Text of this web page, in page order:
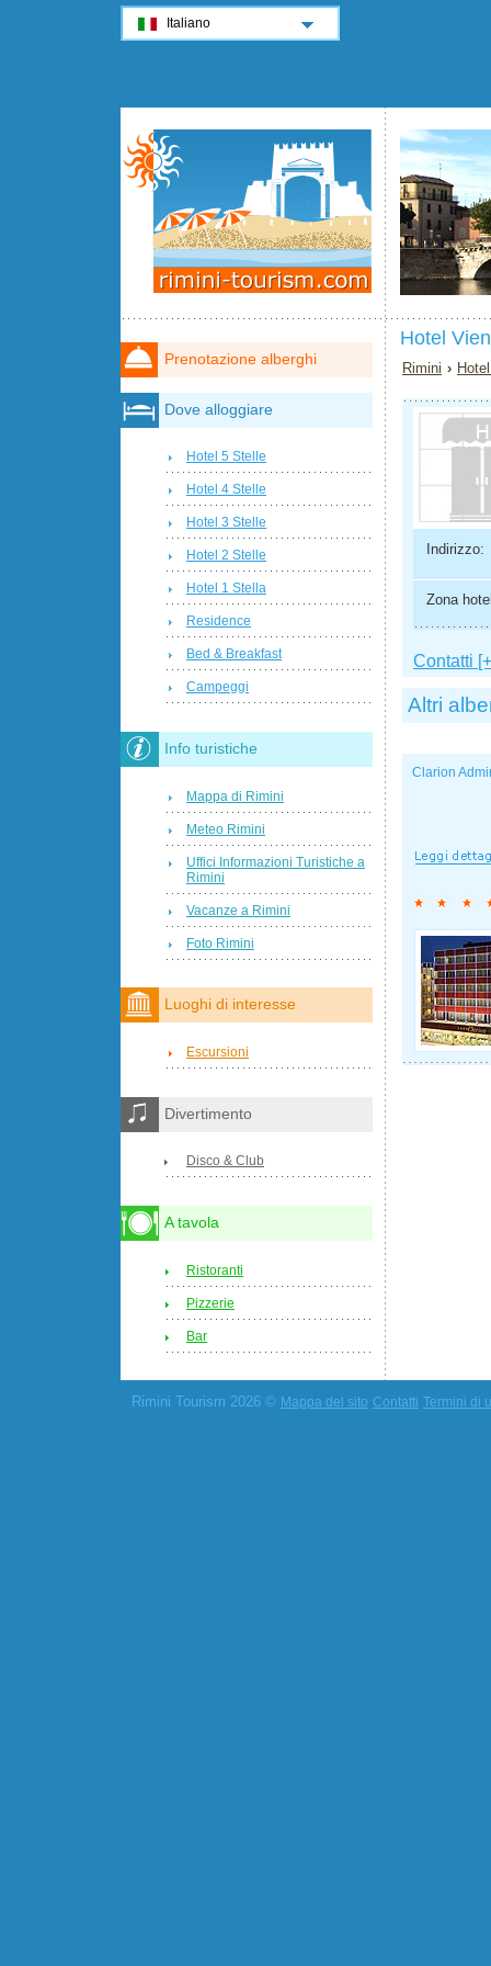
Hotel
Rimini ›
Indirizzo:
Zona
Contatti
Altri
Clarion
Prenotazione alberghi
Dove alloggiare
Hotel 5 Stelle
Hotel 4 Stelle
Hotel 3 Stelle
Hotel 2 Stelle
Hotel 1 Stella
Residence
Bed & Breakfast
Campeggi
Info turistiche
Mappa di Rimini
Meteo Rimini
Uffici Informazioni Turistiche a
Rimini
Vacanze a Rimini
Foto Rimini
Luoghi di interesse
Escursioni
Divertimento
Disco & Club
A tavola
Ristoranti
Pizzerie
Bar
Rimini Tourism 2026 © Mappa del sito Contatti Termini di
Italiano